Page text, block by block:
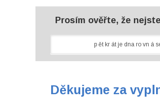
Prosím ověřte, že
Děkujeme za